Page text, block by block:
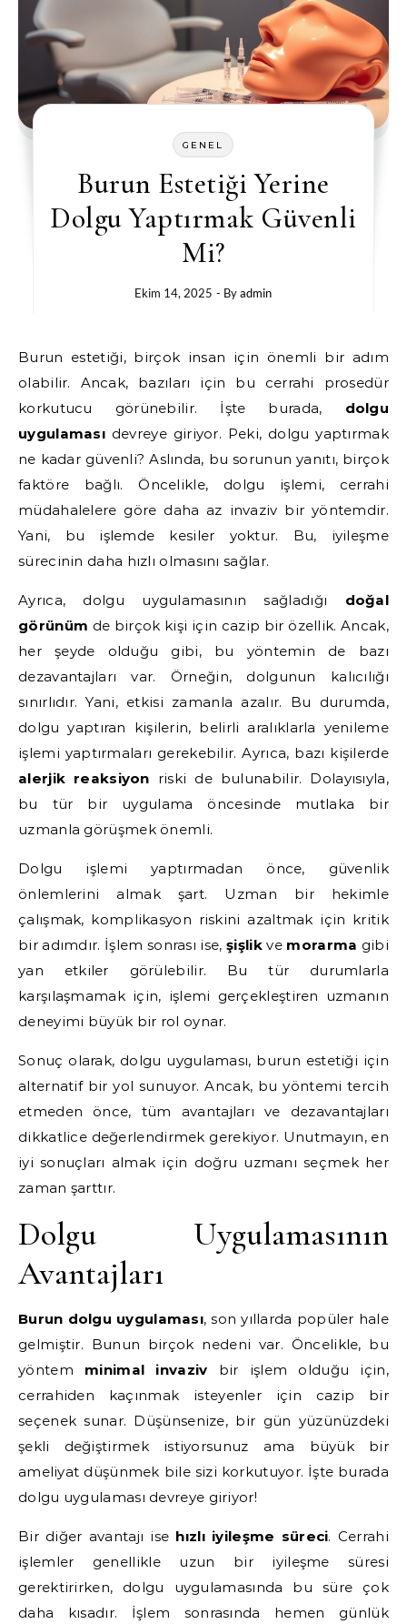
GENEL
Burun Estetiği Yerine
Dolgu Yaptırmak Güvenli
Mi?
Ekim 14, 2025 - Byadmin
Burun estetiği, birçok insan için önemli bir adım
olabilir. Ancak, bazıları için bu cerrahi prosedür
korkutucu görünebilir. İşte burada, dolgu
uygulaması devreye giriyor. Peki, dolgu yaptırmak
ne kadar güvenli? Aslında, bu sorunun yanıtı, birçok
faktöre bağlı. Öncelikle, dolgu işlemi, cerrahi
müdahalelere göre daha az invaziv bir yöntemdir.
Yani, bu işlemde kesiler yoktur. Bu, iyileşme
sürecinin daha hızlı olmasını sağlar.
Ayrıca, dolgu uygulamasının sağladığı doğal
görünüm de birçok kişi için cazip bir özellik. Ancak,
her şeyde olduğu gibi, bu yöntemin de bazı
dezavantajları var. Örneğin, dolgunun kalıcılığı
sınırlıdır. Yani, etkisi zamanla azalır. Bu durumda,
dolgu yaptıran kişilerin, belirli aralıklarla yenileme
işlemi yaptırmaları gerekebilir. Ayrıca, bazı kişilerde
alerjik reaksiyon riski de bulunabilir. Dolayısıyla,
bu tür bir uygulama öncesinde mutlaka bir
uzmanla görüşmek önemli.
Dolgu işlemi yaptırmadan önce, güvenlik
önlemlerini almak şart. Uzman bir hekimle
çalışmak, komplikasyon riskini azaltmak için kritik
bir adımdır. İşlem sonrası ise,şişlikve morarma gibi
yan etkiler görülebilir. Bu tür durumlarla
karşılaşmamak için, işlemi gerçekleştiren uzmanın
deneyimi büyük bir rol oynar.
Sonuç olarak, dolgu uygulaması, burun estetiği için
alternatif bir yol sunuyor. Ancak, bu yöntemi tercih
etmeden önce, tüm avantajları ve dezavantajları
dikkatlice değerlendirmek gerekiyor. Unutmayın, en
iyi sonuçları almak için doğru uzmanı seçmek her
zaman şarttır.
Dolgu Uygulamasının
Avantajları
Burun dolgu uygulaması, son yıllarda popüler hale
gelmiştir. Bunun birçok nedeni var. Öncelikle, bu
yöntem minimal invaziv bir işlem olduğu için,
cerrahiden kaçınmak isteyenler için cazip bir
seçenek sunar. Düşünsenize, bir gün yüzünüzdeki
şekli değiştirmek istiyorsunuz ama büyük bir
ameliyat düşünmek bile sizi korkutuyor. İşte burada
dolgu uygulaması devreye giriyor!
Bir diğer avantajı ise hızlı iyileşme süreci. Cerrahi
işlemler genellikle uzun bir iyileşme süresi
gerektirirken, dolgu uygulamasında bu süre çok
daha kısadır. İşlem sonrasında hemen günlük